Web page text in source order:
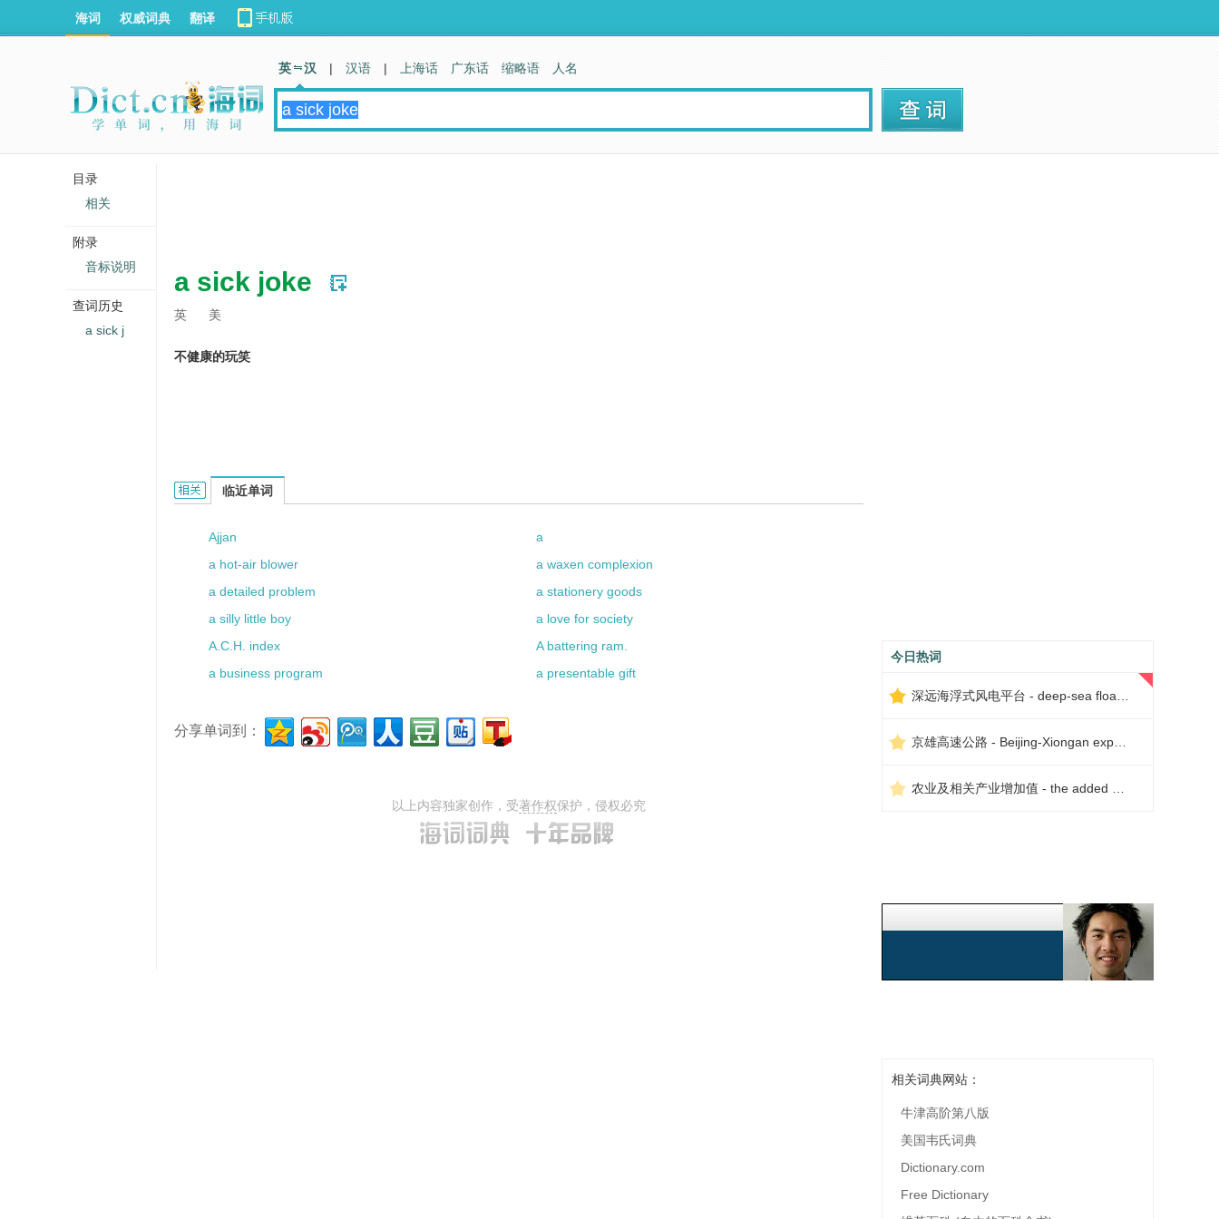
a sick joke
英 美
不健康的玩笑
a sick joke的相关资料：
临近单词
Ajjan
a
a hot-air blower
a waxen complexion
a detailed problem
a stationery goods
a silly little boy
a love for society
A.C.H. index
A battering ram.
a business program
a presentable gift
分享单词到：
以上内容独家创作，受著作权保护，侵权必究
今日热词
相关词典网站：
牛津高阶第八版
美国韦氏词典
Dictionary.com
Free Dictionary
海词 权威词典 翻译
英 汉 | 汉语 | 上海话 广东话 缩略语 人名
目录
相关
附录
音标说明
查词历史
a sick j